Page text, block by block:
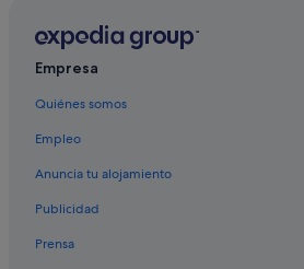
Empresa
Quiénes somos
Empleo
Anuncia tu alojamiento
Publicidad
Prensa